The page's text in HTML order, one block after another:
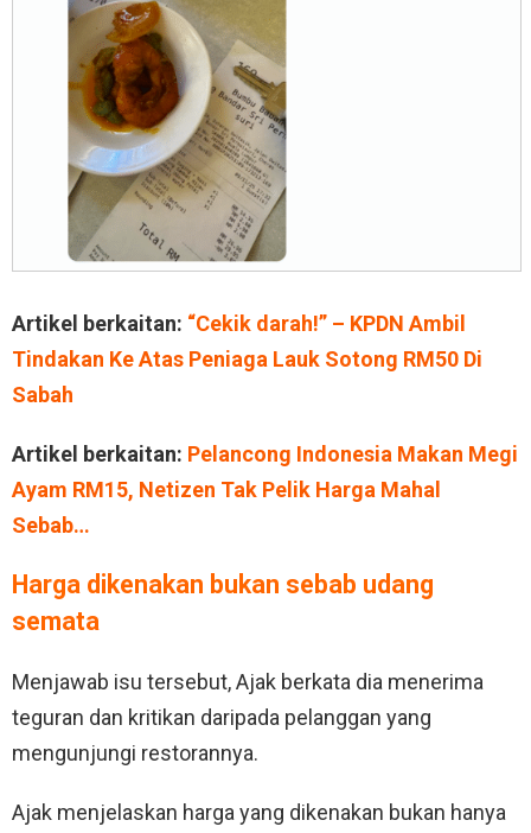
Artikel berkaitan: “Cekik darah!” – KPDN Ambil
Tindakan Ke Atas Peniaga Lauk Sotong RM50 Di
Sabah
Artikel berkaitan: Pelancong Indonesia Makan Megi
Ayam RM15, Netizen Tak Pelik Harga Mahal
Sebab…
Harga dikenakan bukan sebab udang
semata
Menjawab isu tersebut, Ajak berkata dia menerima
teguran dan kritikan daripada pelanggan yang
mengunjungi restorannya.
Ajak menjelaskan harga yang dikenakan bukan hanya